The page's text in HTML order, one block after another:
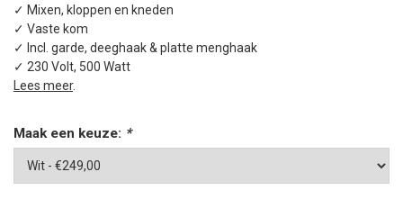
✓ Mixen, kloppen en kneden
✓ Vaste kom
✓ Incl. garde, deeghaak & platte menghaak
✓ 230 Volt, 500 Watt
Lees meer.
Maak een keuze: *